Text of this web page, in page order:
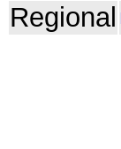
Regional